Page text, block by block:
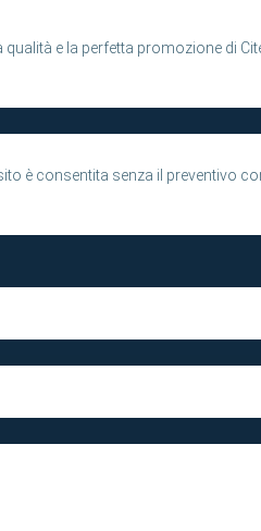
e la perfetta promozione di
è consentita senza il preventivo